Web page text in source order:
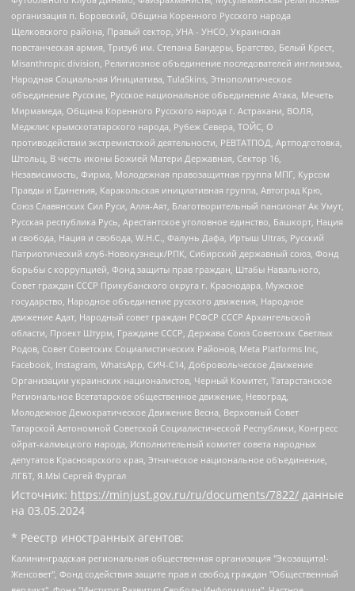
организация п. Боровский, Община Коренного Русского народа
Щелковского района, Правый сектор, УНА - УНСО, Украинская
повстанческая армия, Тризуб им. Степана Бандеры, Братство, Белый Крест,
Misanthropic division, Религиозное объединение последователей инглиизма,
Народная Социальная Инициатива, TulaSkins, Этнополитическое
объединение Русские, Русское национальное объединение Атака, Мечеть
Мирмамеда, Община Коренного Русского народа г. Астрахани, ВОЛЯ,
Меджлис крымскотатарского народа, Рубеж Севера, ТОЙС, О
противодействии экстремистской деятельности, РЕВТАТПОД, Артподготовка,
Штольц, В честь иконы Божией Матери Державная, Сектор 16,
Независимость, Фирма, Молодежная правозащитная группа МПГ, Курсом
Правды и Единения, Каракольская инициативная группа, Автоград Крю,
Союз Славянских Сил Руси, Алля-Аят, Благотворительный пансионат Ак Умут,
Русская республика Русь, Арестантское уголовное единство, Башкорт, Нация
и свобода, Нация и свобода, W.H.С., Фалунь Дафа, Иртыш Ultras, Русский
Патриотический клуб-Новокузнецк/РПК, Сибирский державный союз, Фонд
борьбы с коррупцией, Фонд защиты прав граждан, Штабы Навального,
Совет граждан СССР Прикубанского округа г. Краснодара, Мужское
государство, Народное объединение русского движения, Народное
движение Адат, Народный совет граждан РСФСР СССР Архангельской
области, Проект Штурм, Граждане СССР, Держава Союз Советских Светлых
Родов, Совет Советских Социалистических Районов, Meta Platforms Inc,
Facebook, Instagram, WhatsApp, СИЧ-С14, Добровольческое Движение
Организации украинских националистов, Черный Комитет, Татарстанское
Региональное Всетатарское общественное движение, Невоград,
Молодежное Демократическое Движение Весна, Верховный Совет
Татарской Автономной Советской Социалистической Республики, Конгресс
ойрат-калмыцкого народа, Исполнительный комитет совета народных
депутатов Красноярского края, Этническое национальное объединение,
ЛГБТ, Я.МЫ Сергей Фургал
Источник: https://minjust.gov.ru/ru/documents/7822/ данные
на 03.05.2024
* Реестр иностранных агентов:
Калининградская региональная общественная организация "Экозащита!-Женсовет", Фонд содействия защите прав и свобод граждан "Общественный вердикт", Фонд "Институт Развития Свободы Информации", Частное учреждение "Информационное агентство МЕМО. РУ", Региональная общественная организация "Общественная комиссия по сохранению наследия академика Сахарова", Фонд поддержки свободы прессы, Санкт-Петербургская общественная правозащитная организация "Гражданский контроль", Межрегиональная общественная организация "Информационно-просветительский центр "Мемориал", Региональный Фонд "Центр Защиты Прав Средств Массовой Информации", с 05.12.2023 Фонд "Центр Защиты Прав Средств массовой информации", Региональная общественная благотворительная организация помощи беженцам и мигрантам "Гражданское содействие", Негосударственное образовательное учреждение дополнительного профессионального образования (повышение квалификации) специалистов "АКАДЕМИЯ ПО ПРАВАМ ЧЕЛОВЕКА", Свердловская региональная общественная организация "Сутяжник", Автономная некоммерческая организация "Центр независимых социологических исследований", Союз общественных объединений "Российский исследовательский центр по правам человека", Региональное общественное учреждение научно-информационный центр "МЕМОРИАЛ", Некоммерческая организация "Фонд защиты гласности", Автономная некоммерческая организация "Институт прав человека", Городская общественная организация "Екатеринбургское общество "МЕМОРИАЛ", Городская общественная организация "Рязанское историко-просветительское и правозащитное общество "Мемориал" (Рязанский Мемориал), Челябинский региональный орган общественной самодеятельности – женское общественное объединение "Женщины Евразии", Челябинский региональный орган общественной самодеятельности "Уральская правозащитная группа", Фонд содействия защите здоровья и социальной справедливости имени Андрея Рылькова, Автономная Некоммерческая Организация "Аналитический Центр Юрия Левады", Автономная некоммерческая организация социальной поддержки населения "Проект Апрель", Региональная общественная организация помощи женщинам и детям, находящимся в кризисной ситуации "Информационно-методический центр "Анна", Фонд содействия развитию массовых коммуникаций и правовому просвещению "Так-так-Так", Фонд содействия устойчивому развитию "Серебряная тайга", Свердловский региональный общественный фонд социальных проектов "Новое время", "Idel.Реалии", Кавказ.Реалии, Крым.Реалии, Телеканал Настоящее Время, Татаро-башкирская служба Радио Свобода (Azatliq Radiosi), Радио Свободная Европа/Радио Свобода (PCE/PC), "Сибирь.Реалии", "Фактограф", Благотворительный фонд помощи осужденным и их семьям, Автономная некоммерческая организация "Институт глобализации и социальных движений", Фонд "В защиту прав заключенных", Частное учреждение "Центр поддержки и содействия развитию средств массовой информации", Пензенский региональный общественный благотворительный фонд "Гражданский союз", "Север.Реалии", Некоммерческая организация Фонд "Правовая инициатива", Общество с ограниченной ответственностью "Радио Свободная Европа/Радио Свобода", Чешское информационное агентство "MEDIUM-ORIENT", Красноярская региональная общественная организация "Мы против СПИДа", Камалягин Денис Николаевич, Маркелов Сергей Евгеньевич, Пономарев Лев Александрович, Савицкая Людмила Алексеевна, Автономная некоммерческая организация "Центр по работе с проблемой насилия "НАСИЛИЮ.НЕТ", Межрегиональный профессиональный союз работников здравоохранения "Альянс врачей", Юридическое лицо, зарегистрированное в Латвийской Республике, SIA "Medusa Project" (регистрационный номер 40103797863, дата регистрации 10.06.2014), Некоммерческая организация "Фонд по борьбе с коррупцией", Автономная некоммерческая организация "Институт права и публичной политики", Баданин Роман Сергеевич, Гликин Максим Александрович, Железнова Мария Михайловна, Лукьянова Юлия Сергеевна, Маетная Елизавета Витальевна, Маняхин Петр Борисович, Чуракова Ольга Владимировна, Ярош Юлия Петровна, Юридическое лицо "The Insider SIA", зарегистрированное в Риге, Латвийская Республика (дата регистрации 26.06.2015), являющееся администратором доменного имени интернет-издания "The Insider SIA", https://theins.ru, Постернак Алексей Евгеньевич, Рубин Михаил Аркадьевич, Анин Роман Александрович, Юридическое лицо Istories fonds, зарегистрированное в Латвийской Республике (регистрационный номер 50008295751, дата регистрации 24.02.2020), Великовский Дмитрий Александрович, Долинина Ирина Николаевна, Мароховская Алеся Алексеевна, Шлейнов Роман Юрьевич, Шмагун Олеся Валентиновна, Общество с ограниченной ответственностью "Альтаир 2021", Общество с ограниченной ответственностью "Вега 2021", Общество с ограниченной ответственностью "Главный редактор 2021", Общество с ограниченной ответственностью "Ромашки монолит", Важенков Артем Валерьевич, Ивановская областная общественная организация "Центр гендерных исследований", Гурман Юрий Альбертович, Медиапроект "ОВД-Инфо", Егоров Владимир Владимирович, Жилинский Владимир Александрович, Общество с ограниченной ответственностью "ЗП", Иванова София Юрьевна, Карезина Инна Павловна, Кильтау Екатерина Викторовна, Петров Алексей Викторович, Пискунов Сергей Евгеньевич, Смирнов Сергей Сергеевич, Тихонов Михаил Сергеевич, Общество с ограниченной ответственностью "ЖУРНАЛИСТ-ИНОСТРАННЫЙ АГЕНТ", Арапова Галина Юрьевна, Вольтская Татьяна Анатольевна, Американская компания "Mason G.E.S. Anonymous Foundation" (США), являющаяся владельцем интернет-издания https://mnews.world/, Компания "Stichting Bellingcat", зарегистрированная в Нидерландах (дата регистрации 11.07.2018), Захаров Андрей Вячеславович, Клепиковская Екатерина Дмитриевна, Общество с ограниченной ответственностью "МЕМО", Перл Роман Александрович, Симонов Евгений Алексеевич, Соловьева Елена Анатольевна, Сотников Даниил Владимирович, Сурначева Елизавета Дмитриевна, Автономная некоммерческая организация по защите прав человека и информированию населения "Якутия – Наше Мнение", Общество с ограниченной ответственностью "Москоу диджитал медиа", с 26.01.2023 Общество с ограниченной ответственностью "Чайка Белые сады", Ветошкина Валерия Валерьевна, Заговора Максим Александрович, Межрегиональное общественное движение "Российская ЛГБТ - сеть", Оленичев Максим Владимирович, Павлов Иван Юрьевич, Скворцова Елена Сергеевна, Общество с ограниченной ответственностью "Как бы инагент", Кочетков Игорь Викторович, Общество с ограниченной ответственностью "Честные выборы", Еланчик Олег Александрович, Общество с ограниченной ответственностью "Нобелевский призыв", Гималова Регина Эмилевна, Григорьев Андрей Валерьевич, Григорьева Алина Александровна, Ассоциация по содействию защите прав призывников, альтернативнослужащих и военнослужащих "Правозащитная группа "Гражданин.Армия.Право", Хисамова Регина Фаритовна, Автономная некоммерческая организация по реализации социально-правовых программ "Лилит", Дальневосточное общественное движение "Маяк", Санкт-Петербургская ЛГБТ-инициативная группа "Выход", Инициативная группа ЛГБТ+ "Реверс", Алексеев Андрей Викторович, Бекбулатова Таисия Львовна, Беляев Иван Михайлович, Владыкина Елена Сергеевна, Гельман Марат Александрович, Никульшина Вероника Юрьевна, Толоконникова Надежда Андреевна, Шендерович Виктор Анатольевич, Общество с ограниченной ответственностью "Данное сообщение", Общество с ограниченной ответственностью Издательский дом "Новая глава", Айнбиндер Александра Александровна, Московский комьюнити-центр для ЛГБТ+инициатив, Благотворительный фонд развития филантропии, Deutsche Welle (Германия, Kurt-Schumacher-Strasse 3, 53113 Bonn), Борзунова Мария Михайловна, Воробьев Виктор Викторович, Голубева Анна Львовна, Константинова Алла Михайловна, Малкова Ирина Владимировна, Мурадов Мурад Абдулгалимович, Осетинская Елизавета Николаевна, Понасенков Евгений Николаевич, Ганапольский Матвей Юрьевич, Киселев Евгений Алексеевич, Борухович Ирина Григорьевна, Дремин Иван Тимофеевич, Дубровский Дмитрий Викторович, Красноярская региональная общественная организация поддержки и развития альтернативных образовательных технологий и межкультурных коммуникаций "ИНТЕРРА", Маяковская Екатерина Алексеевна, Фейгин Марк Захарович, Филимонов Андрей Викторович, Дзугкоева Регина Николаевна, Доброхотов Роман Александрович, Дудь Юрий Александрович, Елкин Сергей Владимирович, Кругликов Кирилл Игоревич, Сабунаева Мария Леонидовна, Семенов Алексей Владимирович, Шаинян Карен Багратович, Шульман Екатерина Михайловна, Асафьев Артур Валерьевич, Вахштайн Виктор Семенович, Венедиктов Алексей Алексеевич, Лушникова Екатерина Евгеньевна, Волков Леонид Михайлович, Невзоров Александр Глебович, Пархоменко Сергей Борисович, Сироткин Ярослав Николаевич, Кара-Мурза Владимир Владимирович, Баранова Наталья Владимировна, Гозман Леонид Яковлевич, Кагарлицкий Борис Юльевич, Климарев Михаил Валерьевич, Милов Владимир Станиславович, Автономная некоммерческая организация Краснодарский центр современного искусства "Типография", Моргенштерн Алишер Тагирович, Соболь Любовь Эдуардовна, Общество с ограниченной ответственностью "ЛИЗА НОРМ", Каспаров Гарри Кимович, Ходорковский Михаил Борисович, Общество с ограниченной ответственностью "Апрельские тезисы", Данилович Ирина Брониславовна, Кашин Олег Владимирович, Петров Николай Владимирович, Пивоваров Алексей Владимирович, Соколов Михаил Владимирович, Цветкова Юлия Владимировна, Чичваркин Евгений Александрович, Комитет против пыток/Команда против пыток, Общество с ограниченной ответственностью "Первый научный", Общество с ограниченной ответственностью "Вертолет и ко", Белоцерковская Вероника Борисовна, Кац Максим Евгеньевич, Лазарева Татьяна Юрьевна, Шаведдинов Руслан Табризович, Яшин Илья Валерьевич, Общество с ограниченной ответственностью "Иноагент ААВ", Алешковский Дмитрий Петрович, Альбац Евгения Марковна, Быков Дмитрий Львович, Галямина Юлия Евгеньевна, Лойко Сергей Леонидович, Мартынов Кирилл Константинович, Медведев Сергей Александрович, Крашенинников Федор Геннадиевич, Гордеева Катерина Вл